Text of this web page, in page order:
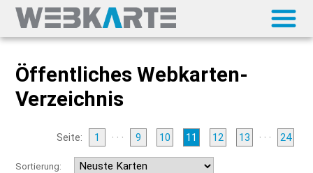
Öffentliches Webkarten-
Verzeichnis
Seite: 1 · · · 9 10 11 12 13 · · · 24
Sortierung: